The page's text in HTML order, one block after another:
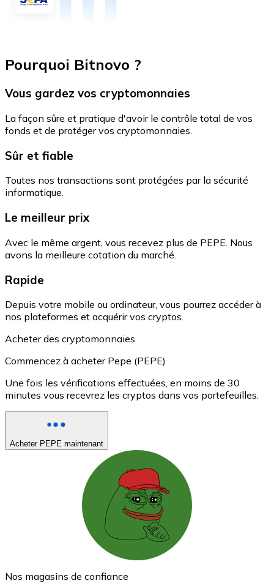
Pourquoi Bitnovo ?
Vous gardez vos cryptomonnaies
La façon sûre et pratique d'avoir le contrôle total de vos
fonds et de protéger vos cryptomonnaies.
Sûr et fiable
Toutes nos transactions sont protégées par la sécurité
informatique.
Le meilleur prix
Avec le même argent, vous recevez plus de PEPE. Nous
avons la meilleure cotation du marché.
Rapide
Depuis votre mobile ou ordinateur, vous pourrez accéder à
nos plateformes et acquérir vos cryptos.
Acheter des cryptomonnaies
Commencez à acheter Pepe (PEPE)
Une fois les vérifications effectuées, en moins de 30
minutes vous recevrez les cryptos dans vos portefeuilles.
Acheter PEPE maintenant
Nos magasins de confiance